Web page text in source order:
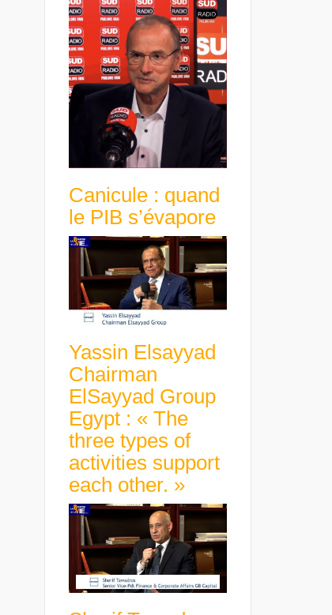
Canicule : quand
le PIB s’évapore
Yassin Elsayyad
Chairman
ElSayyad Group
Egypt : « The
three types of
activities support
each other. »